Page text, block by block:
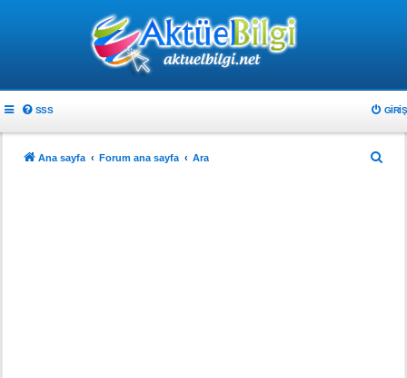
SSS GIRIŞ
Ana sayfa Forum ana sayfa Ara